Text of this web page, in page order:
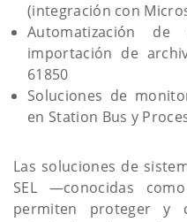
(integración con
Automatización de
importación de
61850
Soluciones de
en Station Bus y
Las soluciones de
SEL —conocidas
permiten proteger y